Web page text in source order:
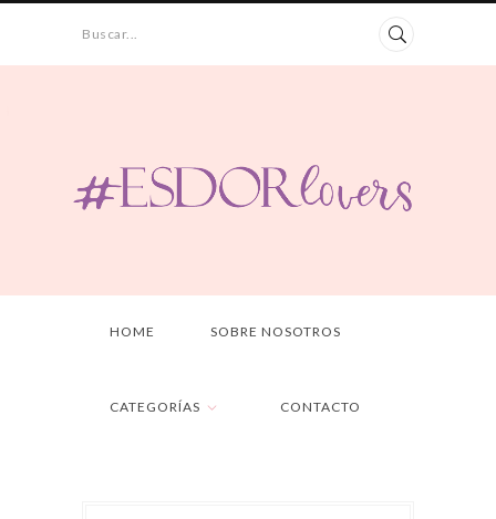
Buscar...
HOME SOBRE NOSOTROS
CATEGORÍAS CONTACTO